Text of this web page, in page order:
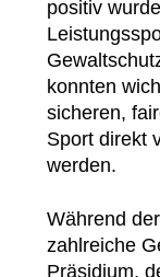
positiv
konnten
sicheren,
Sport direkt
werden.
Während
zahlreiche
Präsidium,